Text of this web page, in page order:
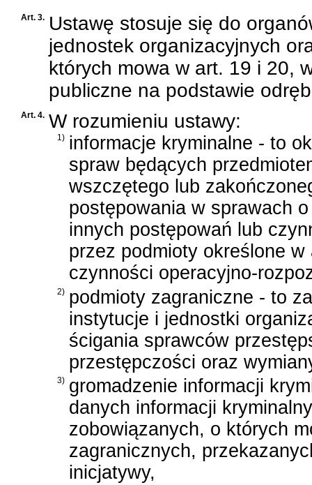
Art. 3. Ustawę stosuje się do
jednostek organizacyjnych
których mowa w art. 19 i 20,
publiczne na podstawie
Art. 4. W rozumieniu ustawy:
1) informacje kryminalne - to
spraw będących
wszczętego lub
postępowania w sprawach
innych postępowań lub
przez podmioty określone
czynności operacyjno-
2) podmioty zagraniczne - to
instytucje i jednostki
ścigania sprawców
przestępczości oraz
3) gromadzenie informacji
danych informacji
zobowiązanych, o których
zagranicznych,
inicjatywy,